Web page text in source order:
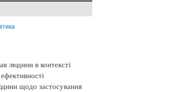
людини в контексті
щодо застосування